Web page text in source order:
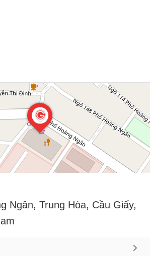
Ngân, Trung Hòa, Cầu Giấy,